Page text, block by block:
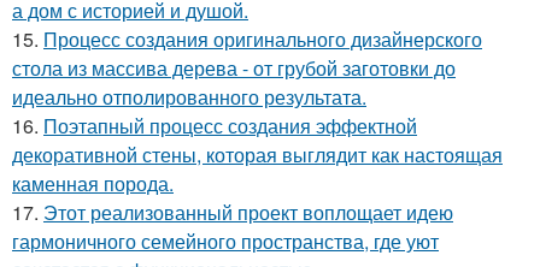
а дом с историей и душой.
15. Процесс создания оригинального дизайнерского
стола из массива дерева - от грубой заготовки до
идеально отполированного результата.
16. Поэтапный процесс создания эффектной
декоративной стены, которая выглядит как настоящая
каменная порода.
17. Этот реализованный проект воплощает идею
гармоничного семейного пространства, где уют